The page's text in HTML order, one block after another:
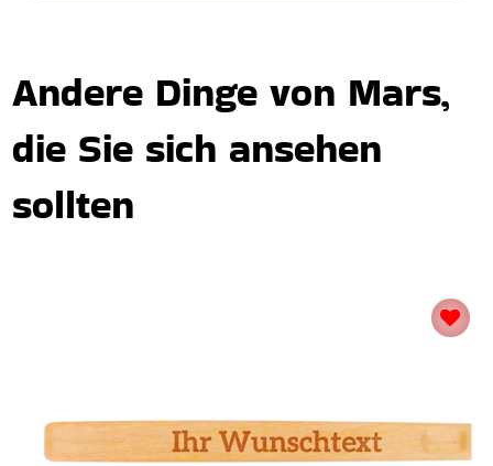
Andere Dinge von Mars,
die Sie sich ansehen
sollten